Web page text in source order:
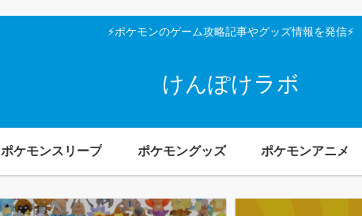
⚡ポケモンのゲーム攻略記事やグッズ情報を発信⚡
けんぽけラボ
ポケモンスリープ ポケモングッズ ポケモンアニメ